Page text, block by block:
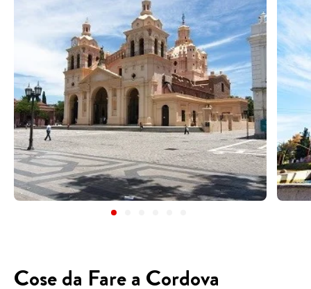
Cose da Fare a Cordova